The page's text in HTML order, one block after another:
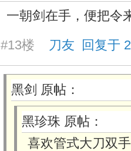
一朝剑在手，便把令
#13楼 刀友 回复于
黑剑 原帖：
黑珍珠 原帖：
喜欢管式大刀双